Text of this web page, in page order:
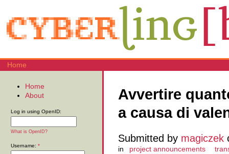
Home
Avvertire
a causa di
Submitted by magiczek
in project announcements
Home
About
Log in using OpenID:
What is OpenID?
Username: *